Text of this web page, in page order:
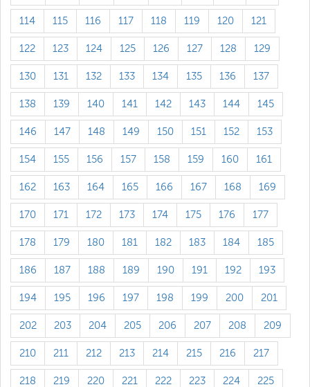
114 115 116 117 118 119 120 121
122 123 124 125 126 127 128 129
130 131 132 133 134 135 136 137
138 139 140 141 142 143 144 145
146 147 148 149 150 151 152 153
154 155 156 157 158 159 160 161
162 163 164 165 166 167 168 169
170 171 172 173 174 175 176 177
178 179 180 181 182 183 184 185
186 187 188 189 190 191 192 193
194 195 196 197 198 199 200 201
202 203 204 205 206 207 208 209
210 211 212 213 214 215 216 217
218 219 220 221 222 223 224 225